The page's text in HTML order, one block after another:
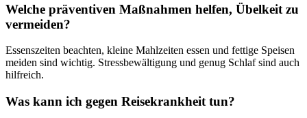
Welche präventiven Maßnahmen helfen, Übelkeit zu
vermeiden?
Essenszeiten beachten, kleine Mahlzeiten essen und fettige Speisen
meiden sind wichtig. Stressbewältigung und genug Schlaf sind auch
hilfreich.
Was kann ich gegen Reisekrankheit tun?